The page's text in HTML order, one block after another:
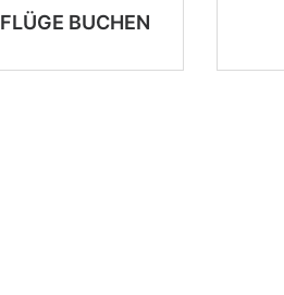
FLÜGE BUCHEN